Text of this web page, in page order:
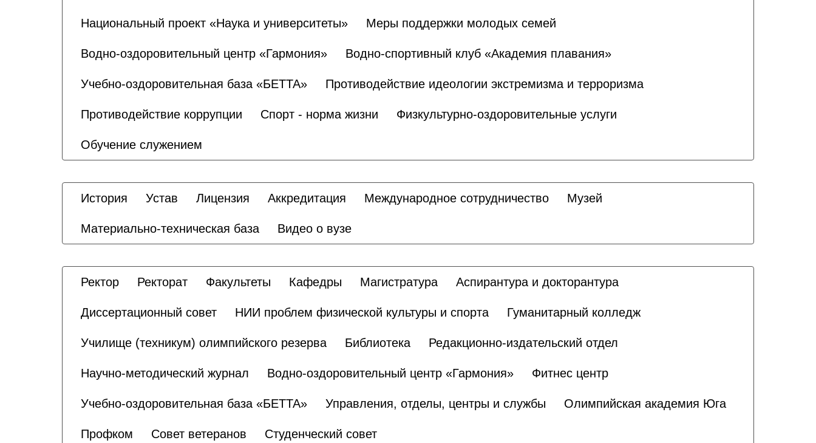
Национальный проект «Наука и университеты» Меры поддержки молодых семей
Водно-оздоровительный центр «Гармония» Водно-спортивный клуб «Академия плавания»
Учебно-оздоровительная база «БЕТТА» Противодействие идеологии экстремизма и терроризма
Противодействие коррупции Спорт - норма жизни Физкультурно-оздоровительные услуги
Обучение служением
История Устав Лицензия Аккредитация Международное сотрудничество Музей
Материально-техническая база Видео о вузе
Ректор Ректорат Факультеты Кафедры Магистратура Аспирантура и докторантура
Диссертационный совет НИИ проблем физической культуры и спорта Гуманитарный колледж
Училище (техникум) олимпийского резерва Библиотека Редакционно-издательский отдел
Научно-методический журнал Водно-оздоровительный центр «Гармония» Фитнес центр
Учебно-оздоровительная база «БЕТТА» Управления, отделы, центры и службы Олимпийская академия Юга
Профком Совет ветеранов Студенческий совет